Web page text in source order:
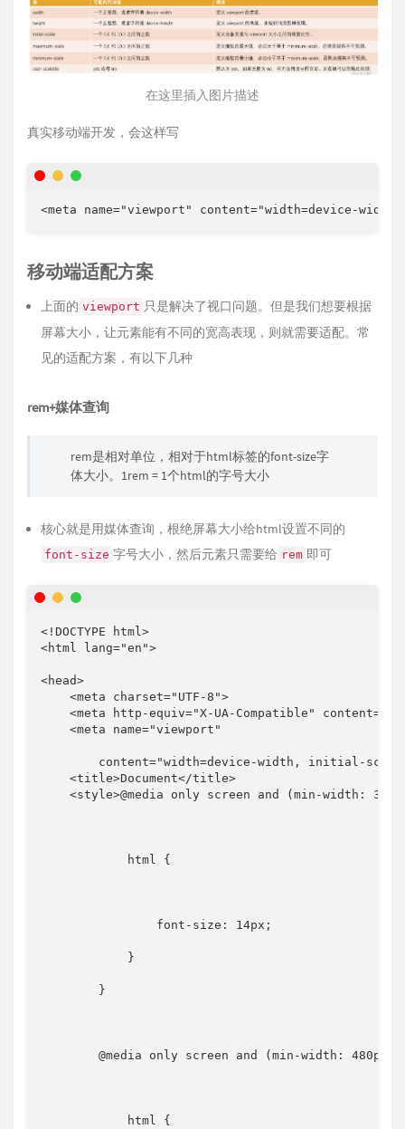
在这里插入图片描述
真实移动端开发，会这样写
<meta name="viewport " content="width=device-
移动端适配方案
上面的 viewport 只是解决了视口问题。但是我们想要根据
屏幕大小，让元素能有不同的宽高表现，则就需要适配。常
见的适配方案，有以下几种
rem+媒体查询
rem是相对单位，相对于html标签的font-size字
体大小。1rem = 1个html的字号大小
核心就是用媒体查询，根绝屏幕大小给html设置不同的
font-size 字号大小，然后元素只需要给 rem 即可
<! DOCTYPE html>
<html lang="en ">
<head>
<meta charset=" UTF-8 ">
<meta http-equiv="X-UA-Compatible " content=
<meta name="viewport "
content="width=device-width, initial-
<title>Document</title>
<style>@media only screen and ( min-width :
html {
font-size : 14px ;
}
}
@media only screen and ( min-width : 480px
html {